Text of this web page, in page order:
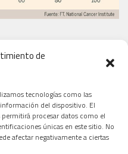
de
tecnologías como las
del dispositivo. El
procesar datos como el
únicas en este sitio. No
afectar negativamente a ciertas